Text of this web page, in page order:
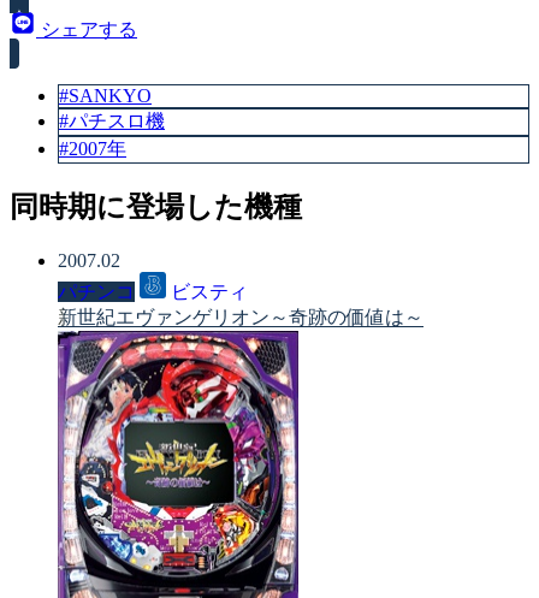
シェアする
#SANKYO
#パチスロ機
#2007年
同時期に登場した機種
2007.02
パチンコ
ビスティ
新世紀エヴァンゲリオン～奇跡の価値は～